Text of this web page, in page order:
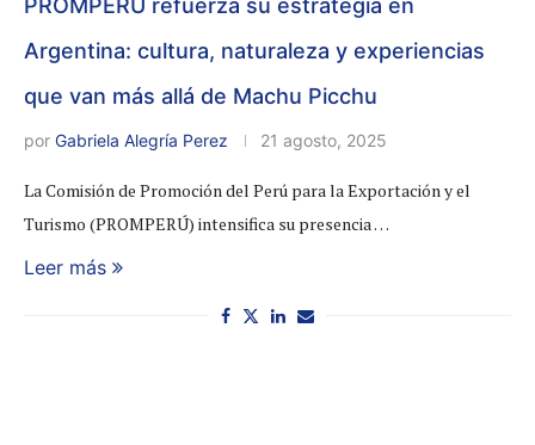
PROMPERÚ refuerza su estrategia en
Argentina: cultura, naturaleza y experiencias
que van más allá de Machu Picchu
por Gabriela Alegría Perez 21 agosto, 2025
La Comisión de Promoción del Perú para la Exportación y el
Turismo (PROMPERÚ) intensifica su presencia …
Leer más